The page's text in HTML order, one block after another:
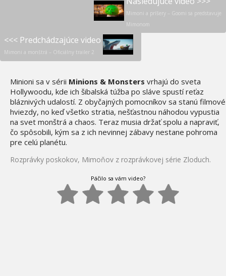
Mimoni a príšery – Goomi sa predstavuje
Mimonom
<<< Predchádzajúce video
Mimoni a monštrá – Oficiálny trailer 2
Minioni sa v sérii Minions & Monsters vrhajú do sveta
Hollywoodu, kde ich šibalská túžba po sláve spustí reťaz
bláznivých udalostí. Z obyčajných pomocníkov sa stanú filmové
hviezdy, no keď všetko stratia, nešťastnou náhodou vypustia
na svet monštrá a chaos. Teraz musia držať spolu a napraviť,
čo spôsobili, kým sa z ich nevinnej zábavy nestane pohroma
pre celú planétu.
Rozprávky poskokov, Mimoňov z rozprávkovej série Zloduch.
Páčilo sa vám video?